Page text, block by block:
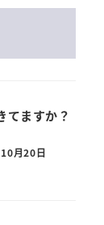
てますか？
月20日